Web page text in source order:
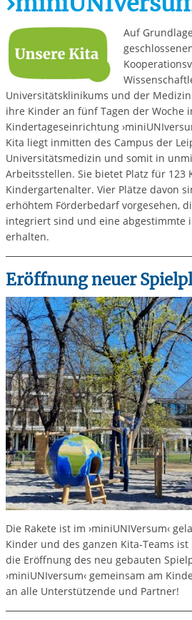
Auf
Universitätsklinikums und der
ihre Kinder an fünf Tagen der Woche
Kindertageseinrichtung
Kita liegt inmitten des Campus der
Universitätsmedizin und somit in
Arbeitsstellen. Sie bietet Platz für
Kindergartenalter. Vier Plätze davon
erhöhtem Förderbedarf vorgesehen,
integriert sind und eine abgestimmte
erhalten.
Eröffnung neuer
Die Rakete ist im ›miniUNIVersum‹
Kinder und des ganzen Kita-Teams
die Eröffnung des neu gebauten
›miniUNIversum‹ gemeinsam am
an alle Unterstützende und Partner!